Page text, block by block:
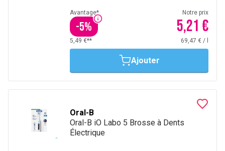
Avantage*
-5%
Notre prix
5,21 €
5,49 €** 69,47 € /
Ajouter
Oral-B
Oral-B iO Labo 5 Brosse à Dents
Électrique